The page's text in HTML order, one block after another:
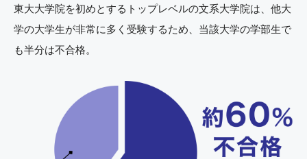
東大大学院を初めとするトップレベルの文系大学院は、他大
学の大学生が非常に多く受験するため、当該大学の学部生で
も半分は不合格。